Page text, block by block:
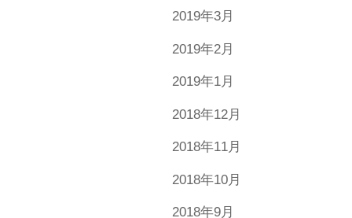
2019年3月
2019年2月
2019年1月
2018年12月
2018年11月
2018年10月
2018年9月